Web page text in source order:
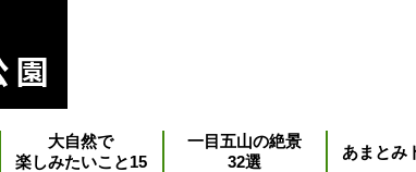
大自然で
楽しみたいこと15
一目五山の絶景
32選
あまとみ